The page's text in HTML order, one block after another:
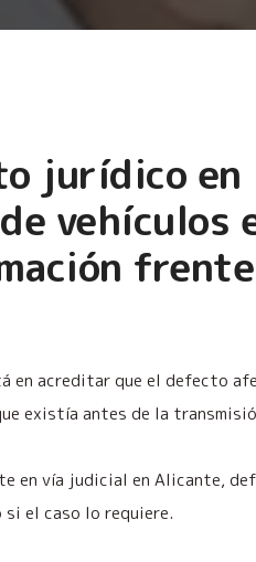
jurídico en
vehículos
en acreditar que el defecto
existía antes de la
en vía judicial en Alicante,
el caso lo requiere.